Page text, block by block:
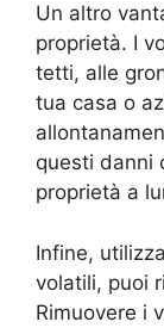
Un altro
proprietà. I
tetti, alle
tua casa o
questi danni
proprietà a
Infine,
volatili, puoi
Rimuovere i